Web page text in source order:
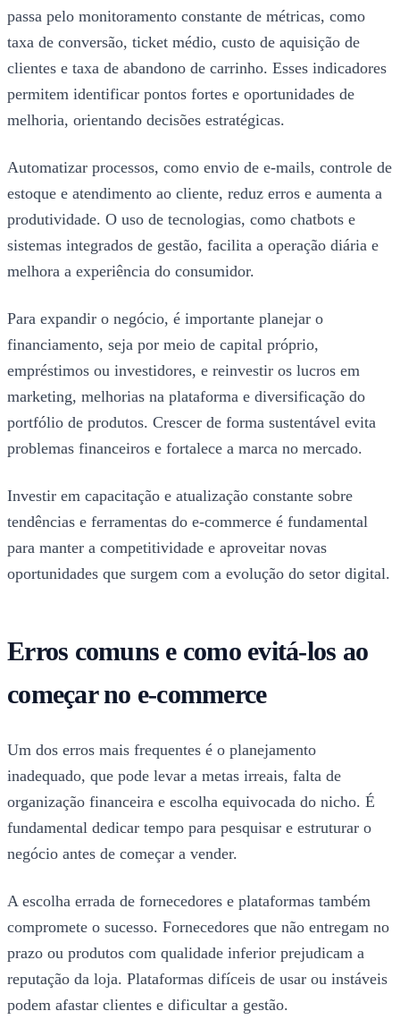
passa pelo monitoramento constante de métricas, como
taxa de conversão, ticket médio, custo de aquisição de
clientes e taxa de abandono de carrinho. Esses indicadores
permitem identificar pontos fortes e oportunidades de
melhoria, orientando decisões estratégicas.
Automatizar processos, como envio de e-mails, controle de
estoque e atendimento ao cliente, reduz erros e aumenta a
produtividade. O uso de tecnologias, como chatbots e
sistemas integrados de gestão, facilita a operação diária e
melhora a experiência do consumidor.
Para expandir o negócio, é importante planejar o
financiamento, seja por meio de capital próprio,
empréstimos ou investidores, e reinvestir os lucros em
marketing, melhorias na plataforma e diversificação do
portfólio de produtos. Crescer de forma sustentável evita
problemas financeiros e fortalece a marca no mercado.
Investir em capacitação e atualização constante sobre
tendências e ferramentas do e-commerce é fundamental
para manter a competitividade e aproveitar novas
oportunidades que surgem com a evolução do setor digital.
Erros comuns e como evitá-los ao
começar no e-commerce
Um dos erros mais frequentes é o planejamento
inadequado, que pode levar a metas irreais, falta de
organização financeira e escolha equivocada do nicho. É
fundamental dedicar tempo para pesquisar e estruturar o
negócio antes de começar a vender.
A escolha errada de fornecedores e plataformas também
compromete o sucesso. Fornecedores que não entregam no
prazo ou produtos com qualidade inferior prejudicam a
reputação da loja. Plataformas difíceis de usar ou instáveis
podem afastar clientes e dificultar a gestão.